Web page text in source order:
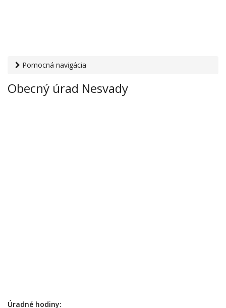
Pomocná navigácia
Obecný úrad Nesvady
Obecný úrad Nesvady
Úradné hodiny: